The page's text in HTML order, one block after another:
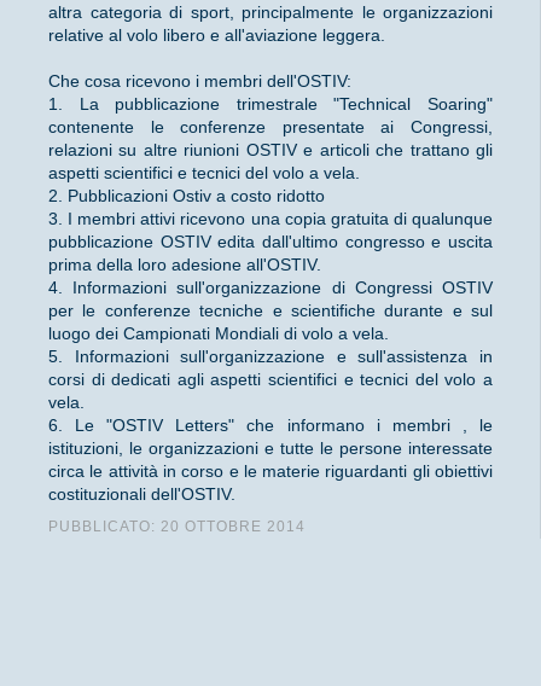
altra categoria di sport, principalmente le organizzazioni
relative al volo libero e all'aviazione leggera.
Che cosa ricevono i membri dell'OSTIV:
1. La pubblicazione trimestrale "Technical Soaring"
contenente le conferenze presentate ai Congressi,
relazioni su altre riunioni OSTIV e articoli che trattano gli
aspetti scientifici e tecnici del volo a vela.
2. Pubblicazioni Ostiv a costo ridotto
3. I membri attivi ricevono una copia gratuita di qualunque
pubblicazione OSTIV edita dall'ultimo congresso e uscita
prima della loro adesione all'OSTIV.
4. Informazioni sull'organizzazione di Congressi OSTIV
per le conferenze tecniche e scientifiche durante e sul
luogo dei Campionati Mondiali di volo a vela.
5. Informazioni sull'organizzazione e sull'assistenza in
corsi di dedicati agli aspetti scientifici e tecnici del volo a
vela.
6. Le "OSTIV Letters" che informano i membri , le
istituzioni, le organizzazioni e tutte le persone interessate
circa le attività in corso e le materie riguardanti gli obiettivi
costituzionali dell'OSTIV.
PUBBLICATO: 20 OTTOBRE 2014